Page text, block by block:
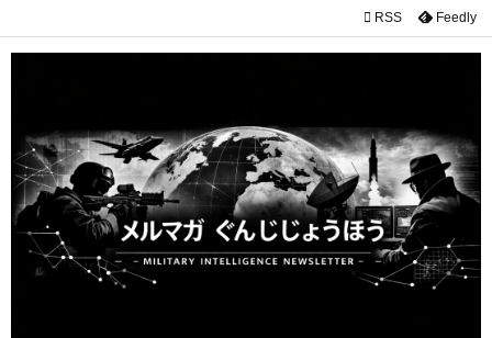


次へ

検索
 RSS Feedly